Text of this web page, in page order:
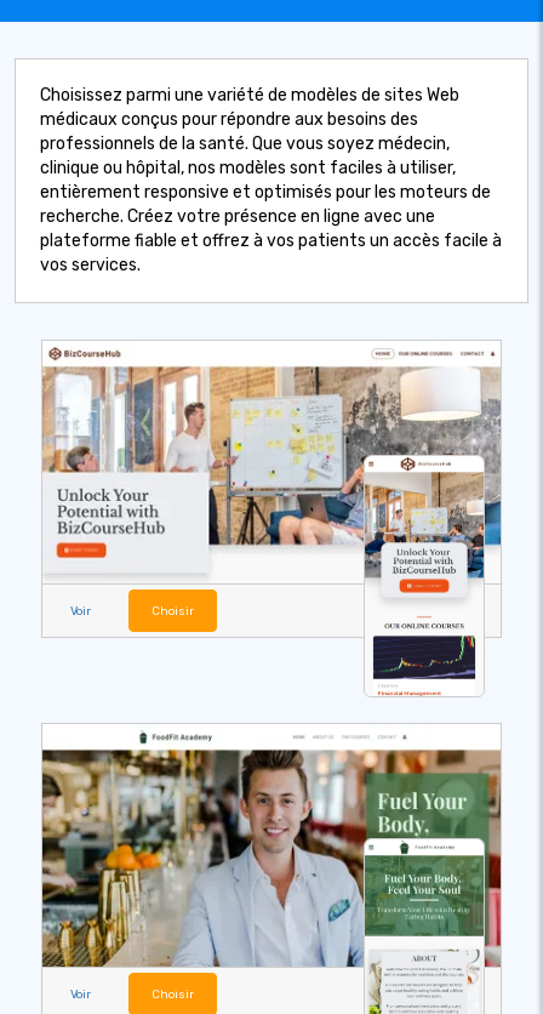
Choisissez parmi une variété de modèles de sites Web
médicaux conçus pour répondre aux besoins des
professionnels de la santé. Que vous soyez médecin,
clinique ou hôpital, nos modèles sont faciles à utiliser,
entièrement responsive et optimisés pour les moteurs de
recherche. Créez votre présence en ligne avec une
plateforme fiable et offrez à vos patients un accès facile à
vos services.
Voir Choisir
Voir Choisir